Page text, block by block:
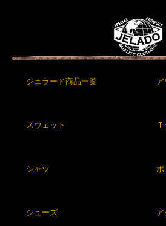
ジェラード商品一覧 ア
スウェット
シャツ ボ
シューズ ア